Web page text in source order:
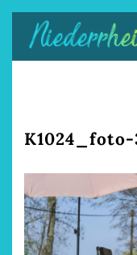
Zum
Inhalt
springen
K1024_foto-